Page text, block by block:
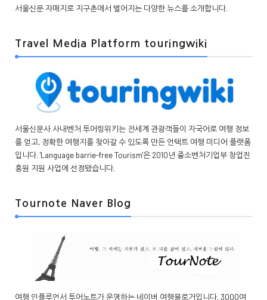
서울신문 자매지로 지구촌에서 벌어지는 다양한 뉴스를 소개합니다.
Travel Media Platform touringwiki
서울신문사 사내벤처 투어링위키는 전세계 관광객들이 자국어로 여행 정보
를 얻고, 정확한 여행지를 찾아갈 수 있도록 만든 언택트 여행 미디어 플랫폼
입니다. 'Language barrie-free Tourism'은 2010년 중소벤처기업부 창업진
흥원 지원 사업에 선정됐습니다.
Tournote Naver Blog
여행 인플루언서 투어노트가 운영하는 네이버 여행블로거입니다. 3000여